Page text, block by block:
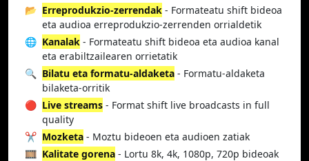
📂 Erreprodukzio-zerrendak - Formateatu shift bideoa
eta audioa erreprodukzio-zerrenden orrialdetik
🌐 Kanalak - Formateatu shift bideoa eta audioa kanal
eta erabiltzailearen orrietatik
🔍 Bilatu eta formatu-aldaketa - Formatu-aldaketa
bilaketa-orritik
🔴 Live streams - Format shift live broadcasts in full
quality
✂️ Mozketa - Moztu bideoen eta audioen zatiak
🎞️ Kalitate gorena - Lortu 8k, 4k, 1080p, 720p bideoak